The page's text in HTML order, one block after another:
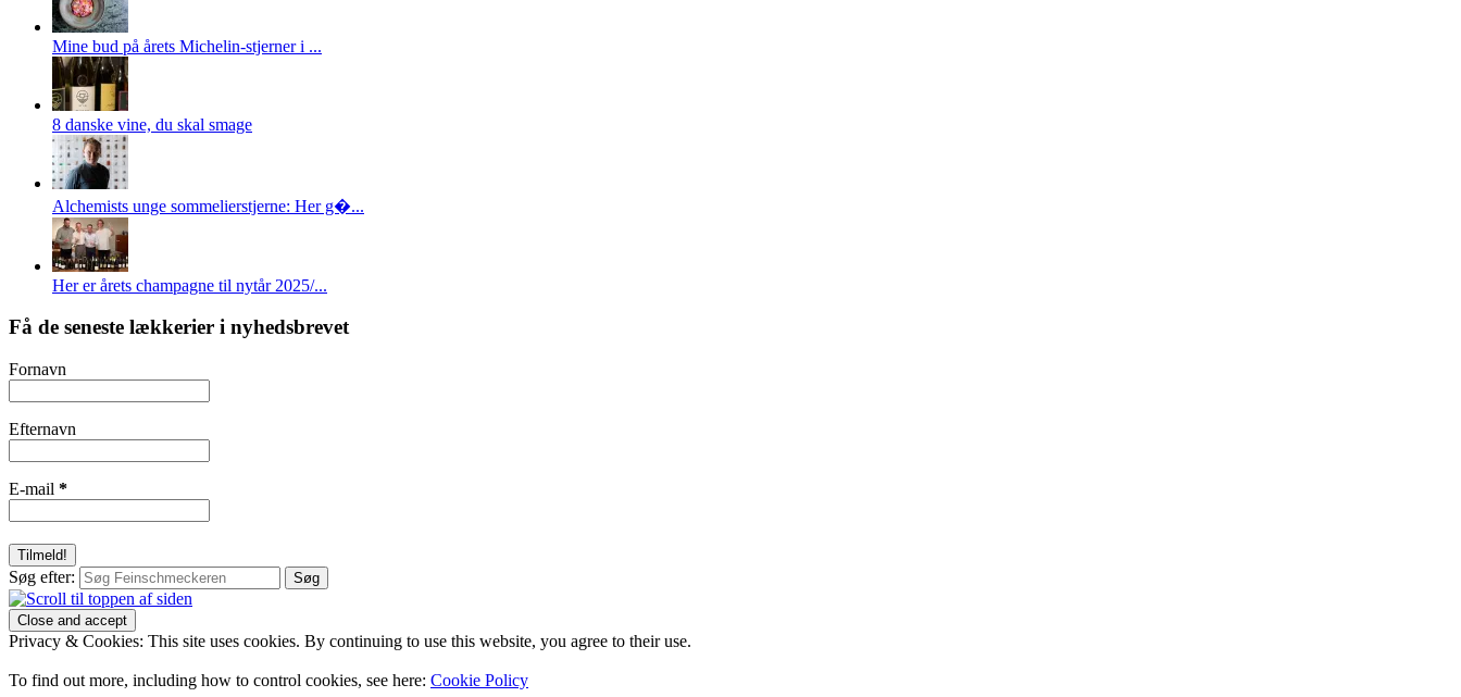
Mine bud på årets Michelin-stjerner i ...
8 danske vine, du skal smage
Alchemists unge sommelierstjerne: Her g�...
Her er årets champagne til nytår 2025/...
Få de seneste lækkerier i nyhedsbrevet
Fornavn
Efternavn
E-mail *
Søg efter:
Privacy & Cookies: This site uses cookies. By continuing to use this website, you agree to their use.
To find out more, including how to control cookies, see here: Cookie Policy